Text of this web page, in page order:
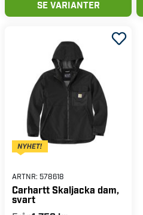
SE VARIANTER
ARTNR: 578618
Carhartt Skaljacka dam,
svart